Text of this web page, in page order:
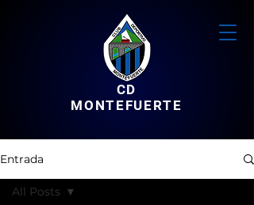
CD
MONTEFUERTE
Entrada
All Posts